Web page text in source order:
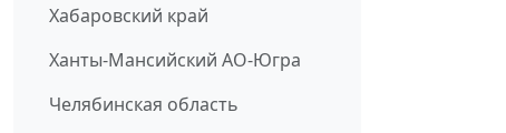
Хабаровский край
Ханты-Мансийский АО-Югра
Челябинская область